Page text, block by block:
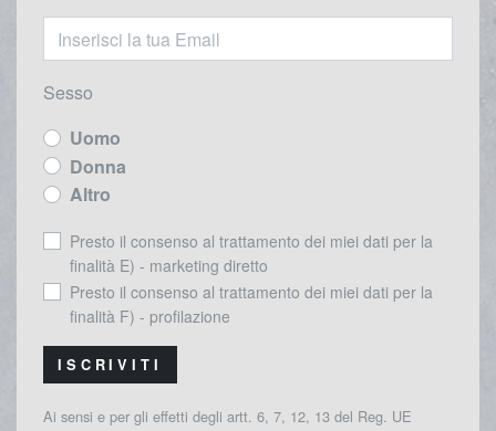
Sesso
Uomo
Donna
Altro
Presto il consenso al trattamento dei miei dati per la
finalità E) - marketing diretto
Presto il consenso al trattamento dei miei dati per la
finalità F) - profilazione
ISCRIVITI
Ai sensi e per gli effetti degli artt. 6, 7, 12, 13 del Reg. UE